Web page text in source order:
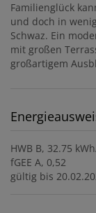
Familienglück
und doch in
Schwaz. Ein
mit großen
großartigem
HWB B, 32.75
fGEE A, 0,52
gültig bis